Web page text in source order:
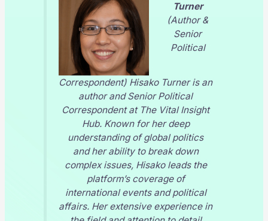
Turner
(Author &
Senior
Political
Correspondent) Hisako Turner is an
author and Senior Political
Correspondent at The Vital Insight
Hub. Known for her deep
understanding of global politics
and her ability to break down
complex issues, Hisako leads the
platform’s coverage of
international events and political
affairs. Her extensive experience in